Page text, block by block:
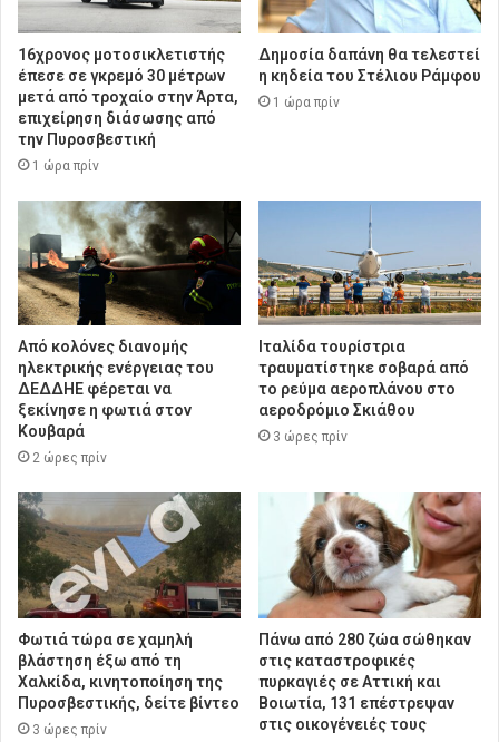
16χρονος μοτοσικλετιστής
έπεσε σε γκρεμό 30 μέτρων
μετά από τροχαίο στην Άρτα,
επιχείρηση διάσωσης από
την Πυροσβεστική
1 ώρα πρίν
Δημοσία δαπάνη θα τελεστεί
η κηδεία του Στέλιου Ράμφου
1 ώρα πρίν
Από κολόνες διανομής
ηλεκτρικής ενέργειας του
ΔΕΔΔΗΕ φέρεται να
ξεκίνησε η φωτιά στον
Κουβαρά
2 ώρες πρίν
Ιταλίδα τουρίστρια
τραυματίστηκε σοβαρά από
το ρεύμα αεροπλάνου στο
αεροδρόμιο Σκιάθου
3 ώρες πρίν
Φωτιά τώρα σε χαμηλή
βλάστηση έξω από τη
Χαλκίδα, κινητοποίηση της
Πυροσβεστικής, δείτε βίντεο
3 ώρες πρίν
Πάνω από 280 ζώα σώθηκαν
στις καταστροφικές
πυρκαγιές σε Αττική και
Βοιωτία, 131 επέστρεψαν
στις οικογένειές τους